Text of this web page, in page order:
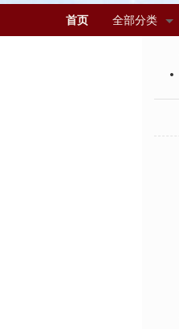
首页 全部分类